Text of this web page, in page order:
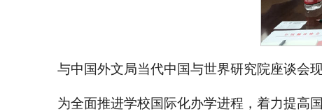
与中国外文局当代中国与世界研究院座谈会
为全面推进学校国际化办学进程，着力提高